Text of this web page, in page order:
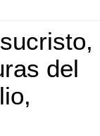
del